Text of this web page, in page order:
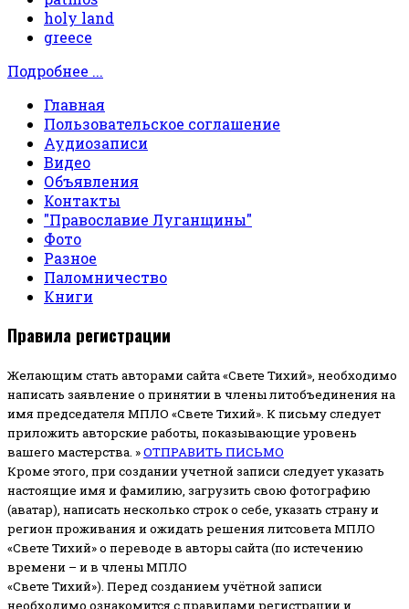
holy land
greece
Подробнее ...
Главная
Пользовательское соглашение
Аудиозаписи
Видео
Объявления
Контакты
"Православие Луганщины"
Фото
Разное
Паломничество
Книги
Правила регистрации
Желающим стать авторами сайта «Свете Тихий», необходимо
написать заявление о принятии в члены литобъединения на
имя председателя МПЛО «Свете Тихий». К письму следует
приложить авторские работы, показывающие уровень
вашего мастерства. »ОТПРАВИТЬ ПИСЬМО
Кроме этого, при создании учетной записи следует указать
настоящие имя и фамилию, загрузить свою фотографию
(аватар), написать несколько строк о себе, указать страну и
регион проживания и ожидать решения литсовета МПЛО
«Свете Тихий» о переводе в авторы сайта (по истечению
времени – и в члены МПЛО
«Свете Тихий»). Перед созданием учётной записи
необходимо ознакомится с правилами регистрации и